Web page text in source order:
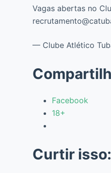
Vagas abertas no
— Clube Atlético
Facebook
18+
Curtir isso: